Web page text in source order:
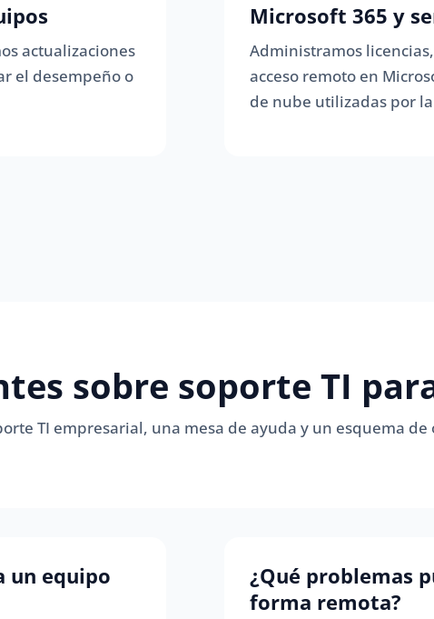
actualizaciones
el desempeño o
Microsoft 365 y
Administramos
acceso remoto en
de nube utilizadas por
sobre soporte TI
TI empresarial, una mesa de ayuda y un esquema
un equipo
¿Qué problemas
forma remota?